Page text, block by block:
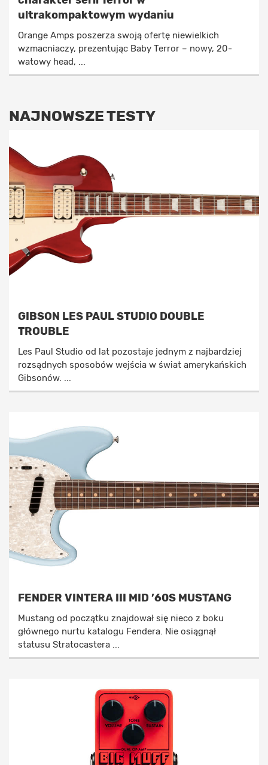
ultrakompaktowym wydaniu
Orange Amps poszerza swoją ofertę niewielkich
wzmacniaczy, prezentując Baby Terror – nowy, 20-
watowy head, ...
NAJNOWSZE TESTY
GIBSON LES PAUL STUDIO DOUBLE
TROUBLE
Les Paul Studio od lat pozostaje jednym z najbardziej
rozsądnych sposobów wejścia w świat amerykańskich
Gibsonów. ...
FENDER VINTERA III MID ’60S MUSTANG
Mustang od początku znajdował się nieco z boku
głównego nurtu katalogu Fendera. Nie osiągnął
statusu Stratocastera ...